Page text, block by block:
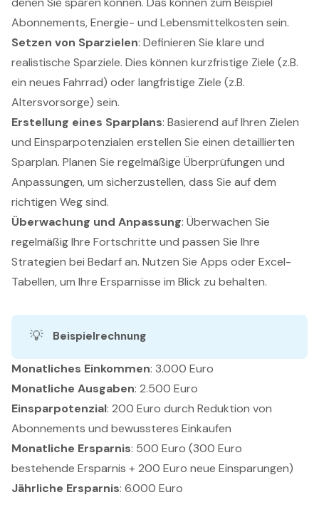
Abonnements, Energie- und Lebensmittelkosten sein.
Setzen von Sparzielen: Definieren Sie klare und
realistische Sparziele. Dies können kurzfristige Ziele (z.B.
ein neues Fahrrad) oder langfristige Ziele (z.B.
Altersvorsorge) sein.
Erstellung eines Sparplans: Basierend auf Ihren Zielen
und Einsparpotenzialen erstellen Sie einen detaillierten
Sparplan. Planen Sie regelmäßige Überprüfungen und
Anpassungen, um sicherzustellen, dass Sie auf dem
richtigen Weg sind.
Überwachung und Anpassung: Überwachen Sie
regelmäßig Ihre Fortschritte und passen Sie Ihre
Strategien bei Bedarf an. Nutzen Sie Apps oder Excel-
Tabellen, um Ihre Ersparnisse im Blick zu behalten.
💡 Beispielrechnung
Monatliches Einkommen: 3.000 Euro
Monatliche Ausgaben: 2.500 Euro
Einsparpotenzial: 200 Euro durch Reduktion von
Abonnements und bewussteres Einkaufen
Monatliche Ersparnis: 500 Euro (300 Euro
bestehende Ersparnis + 200 Euro neue Einsparungen)
Jährliche Ersparnis: 6.000 Euro